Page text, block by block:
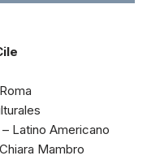
Latino Americano
Mambro